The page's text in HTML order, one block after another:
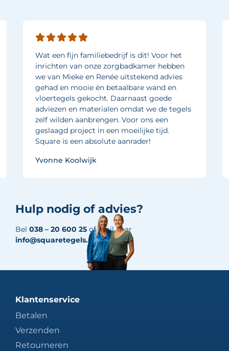
Wat een fijn familiebedrijf is dit! Voor het
inrichten van onze zorgbadkamer hebben
we van Mieke en Renée uitstekend advies
gehad en mooie én betaalbare wand en
vloertegels gekocht. Daarnaast goede
adviezen en materialen omdat we de tegels
zelf wilden aanbrengen. Voor ons een
geslaagd project in een moeilijke tijd.
Square is een absolute aanrader!
Yvonne Koolwijk
Hulp nodig of advies?
Bel 038 – 20 600 25 of mail naar
info@squaretegels.nl
Klantenservice
Betalen
Verzenden
Retourneren